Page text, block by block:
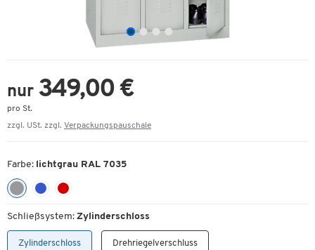
nur 349,00 €
pro St.
zzgl. USt. zzgl. Verpackungspauschale
Farbe: lichtgrau RAL 7035
Schließsystem: Zylinderschloss
Zylinderschloss Drehriegelverschluss